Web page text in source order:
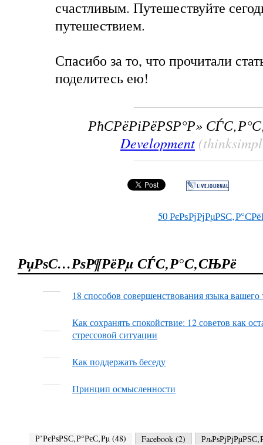
счастливым. Путешествуйте
путешествием.
Спасибо за то, что прочитали
поделитесь ею!
РћСРёРіРёРЅР°Р»
Development
50
РџРѕС…РѕР¶РёРµ СЃС‚Р°С‚СЊРё
18 способов совершенствования языка вашего
Как сохранять спокойствие: 12 советов как
стрессовой ситуации
Как поддержать беседу
Принцип осмысленности
Р’РєРѕРЅС‚Р°РєС‚Рµ (48) Facebook (2)